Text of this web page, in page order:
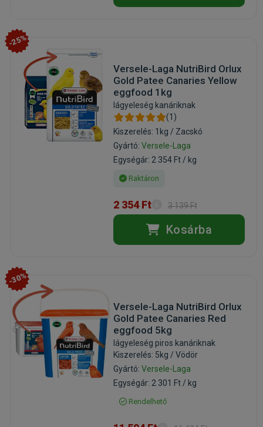
-25%
Versele-Laga NutriBird Orlux
Gold Patee Canaries Yellow
eggfood 1kg
lágyeleség kanáriknak
(1)
Kiszerelés: 1kg / Zacskó
Gyártó: Versele-Laga
Egységár: 2 354 Ft / kg
Raktáron
2 354 Ft 3 139 Ft
Kosárba
-30%
Versele-Laga NutriBird Orlux
Gold Patee Canaries Red
eggfood 5kg
lágyeleség piros kanáriknak
Kiszerelés: 5kg / Vödör
Gyártó: Versele-Laga
Egységár: 2 301 Ft / kg
Rendelhető